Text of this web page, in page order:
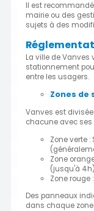
Il est
mairie ou des
sujets à des
La ville de Vanves
stationnement
entre les usagers.
Zones
Vanves est
chacune avec ses
Zone verte
Zone
(jusqu'à 4h)
Zone
Des panneaux
dans chaque zone.